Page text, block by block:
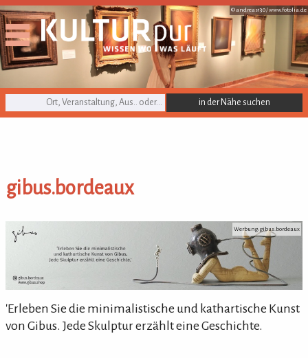
© andreas130 /www.fotolia.de
KULTURpur Suche
gibus.bordeaux
gibus.bordeaux Werbung: gibus.bordeaux
'Erleben Sie die minimalistische und kathartische Kunst
von Gibus. Jede Skulptur erzählt eine Geschichte.